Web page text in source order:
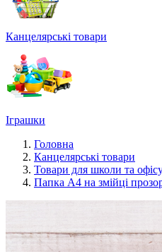
Канцелярські товари
Іграшки
Головна
Канцелярські товари
Товари для школи та
Папка А4 на змійці